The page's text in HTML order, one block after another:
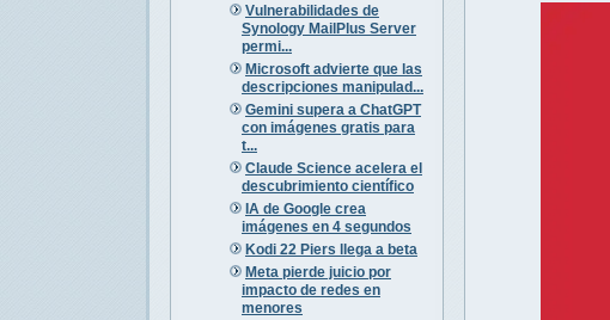
Vulnerabilidades de
Synology MailPlus Server
permi...
Microsoft advierte que las
descripciones manipulad...
Gemini supera a ChatGPT
con imágenes gratis para
t...
Claude Science acelera el
descubrimiento científico
IA de Google crea
imágenes en 4 segundos
Kodi 22 Piers llega a beta
Meta pierde juicio por
impacto de redes en
menores